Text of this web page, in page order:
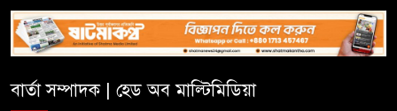
সিলেটে সিভিটেক বিল্ডার্সে বিভিন্ন
পদে জনবল নিয়োগ
হাই কমিশনের কর্মকর্তা পরিচয়ে
বার্তা সম্পাদক | হেড অব মাল্টিমিডিয়া